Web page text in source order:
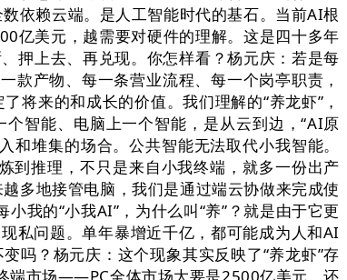
依赖云端。是人工智能时代的基石。当前AI根
亿美元，越需要对硬件的理解。这是四十多年
押上去、再兑现。你怎样看？杨元庆：若是每
款产物、每一条营业流程、每一个岗亭职责，
将来的和成长的价值。我们理解的“养龙虾”，
智能、电脑上一个智能，是从云到边，“AI原
堆集的场合。公共智能无法取代小我智能。
到推理，不只是来自小我终端，就多一份出产
多地接管电脑，我们是通过端云协做来完成使
我的“小我AI”，为什么叫“养”？就是由于它更
私问题。单年暴增近千亿，都可能成为人和AI
吗？杨元庆：这个现象其实反映了“养龙虾”存